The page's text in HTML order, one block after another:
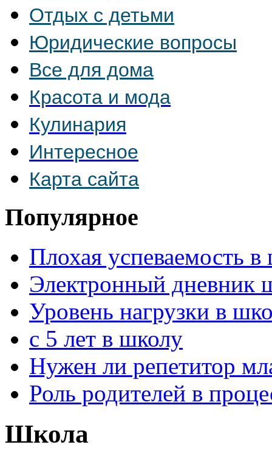
Отдых с детьми
Юридические вопросы
Все для дома
Красота и мода
Кулинария
Интересное
Карта сайта
Популярное
Плохая успеваемость
Электронный дневник
Уровень нагрузки в
с 5 лет в школу
Нужен ли репетитор
Роль родителей в
Школа